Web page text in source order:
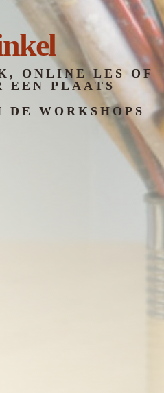
ONLINE LES OF
EEN PLAATS
DE WORKSHOPS